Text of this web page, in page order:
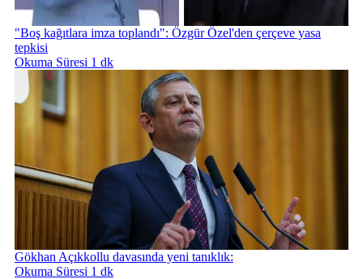
"Boş kağıtlara imza toplandı": Özgür Özel'den çerçeve yasa
tepkisi
Okuma Süresi 1 dk
Gökhan Açıkkollu davasında yeni tanıklık:
Okuma Süresi 1 dk